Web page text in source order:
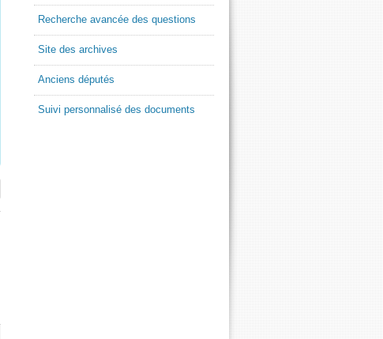
Recherche avancée des questions
Site des archives
Anciens députés
Suivi personnalisé des documents